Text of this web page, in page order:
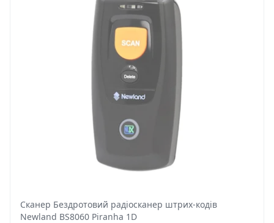
Сканер Бездротовий радіосканер штрих-кодів
Newland BS8060 Piranha 1D